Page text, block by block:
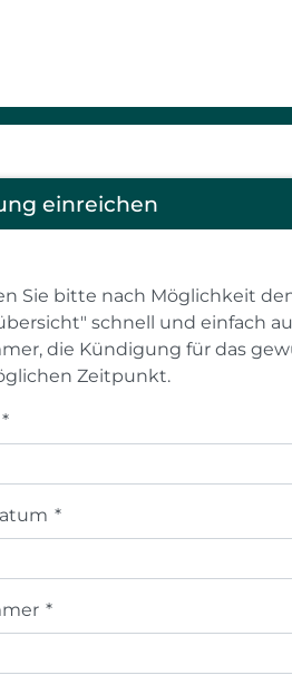
einreichen
Sie bitte nach Möglichkeit
schnell und einfach
die Kündigung für das
Zeitpunkt.
*
*
*